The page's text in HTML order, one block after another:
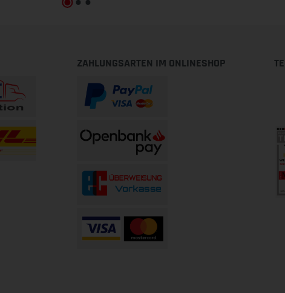
ZAHLUNGSARTEN IM ONLINESHOP